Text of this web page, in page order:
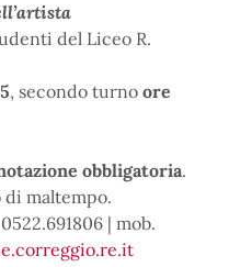
del Liceo R.
, secondo turno ore
obbligatoria.
di maltempo.
| mob.